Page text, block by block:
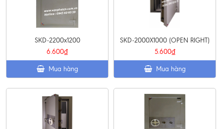
SKD-2200x1200
6.600₫
Mua hàng
SKD-2000X1000 (OPEN RIGHT)
5.600₫
Mua hàng